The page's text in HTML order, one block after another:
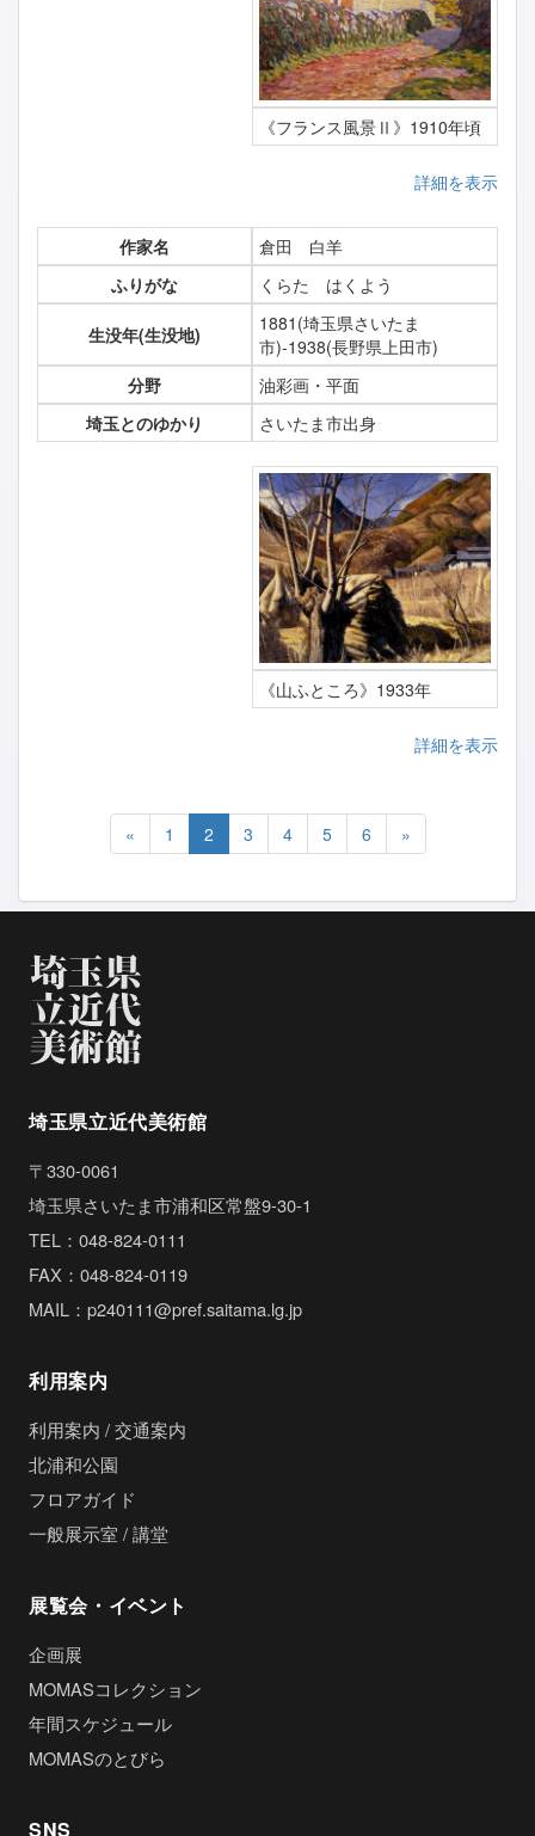
《フランス風景Ⅱ》1910年頃
詳細を表示
作家名
倉田 白羊
ふりがな
くらた はくよう
生没年(生没地)
1881(埼玉県さいたま
市)-1938(長野県上田市)
分野
油彩画・平面
埼玉とのゆかり
さいたま市出身
《山ふところ》1933年
詳細を表示
« 1 2 3 4 5 6 »
埼玉県立近代美術館
〒330-0061
埼玉県さいたま市浦和区常盤9-30-1
TEL：048-824-0111
FAX：048-824-0119
MAIL：p240111@pref.saitama.lg.jp
利用案内
利用案内 / 交通案内
北浦和公園
フロアガイド
一般展示室 / 講堂
展覧会・イベント
企画展
MOMASコレクション
年間スケジュール
MOMASのとびら
SNS